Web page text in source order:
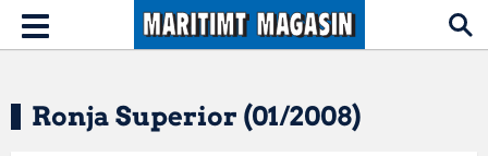
Hopp til hovedinnhold
Toggle
navigation
Ronja Superior (01/2008)